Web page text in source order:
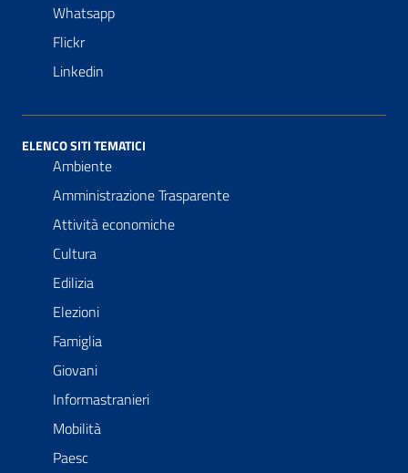
Whatsapp
Flickr
Linkedin
ELENCO SITI TEMATICI
Ambiente
Amministrazione Trasparente
Attività economiche
Cultura
Edilizia
Elezioni
Famiglia
Giovani
Informastranieri
Mobilità
Paesc